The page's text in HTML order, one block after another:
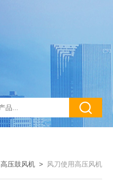
高压鼓风机 > 风刀使用高压风机